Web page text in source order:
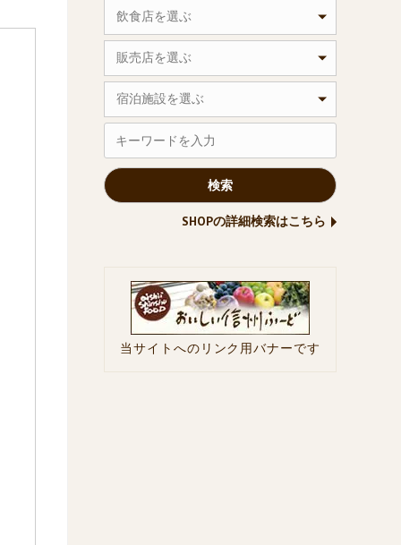
飲食店を選ぶ
販売店を選ぶ
宿泊施設を選ぶ
SHOPの詳細検索はこちら
当サイトへのリンク用バナーです